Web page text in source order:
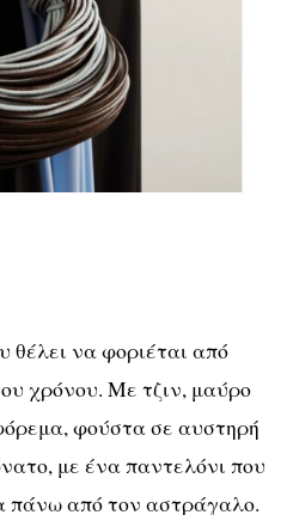
θέλει να φοριέται από
χρόνου. Με τζιν, μαύρο
φούστα σε αυστηρή
με ένα παντελόνι που
πάνω από τον αστράγαλο.